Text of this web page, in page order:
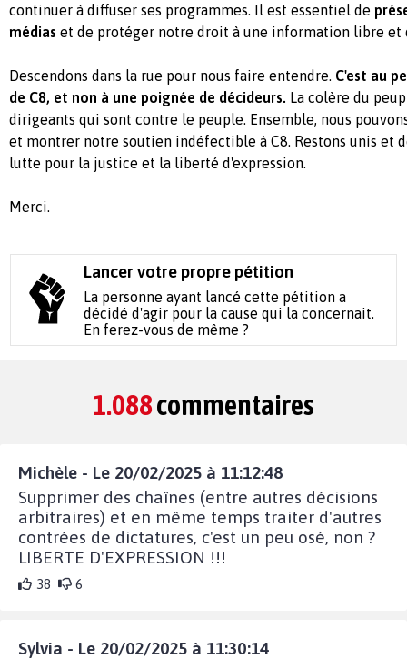
continuer à diffuser ses programmes. Il est essentiel de
médias et de protéger notre droit à une information libre et
Descendons dans la rue pour nous faire entendre. C'est au
de C8, et non à une poignée de décideurs. La colère du
dirigeants qui sont contre le peuple. Ensemble, nous
et montrer notre soutien indéfectible à C8. Restons unis et
lutte pour la justice et la liberté d'expression.
Merci.
Lancer votre propre pétition
La personne ayant lancé cette pétition a
décidé d'agir pour la cause qui la concernait.
En ferez-vous de même ?
1.088commentaires
Michèle - Le 20/02/2025 à 11:12:48
Supprimer des chaînes (entre autres décisions
arbitraires) et en même temps traiter d'autres
contrées de dictatures, c'est un peu osé, non ?
LIBERTE D'EXPRESSION !!!
38 6
Sylvia - Le 20/02/2025 à 11:30:14